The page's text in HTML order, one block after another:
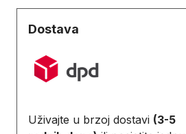
Dostava
Uživajte u brzoj dostavi (3-5